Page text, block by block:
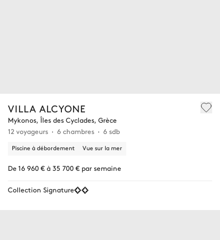
VILLA ALCYONE
Mykonos, Îles des Cyclades, Grèce
12 voyageurs
6 chambres 6 sdb
Piscine à débordement Vue sur la mer
De 16 960 € à 35 700 € par semaine
Collection Signature